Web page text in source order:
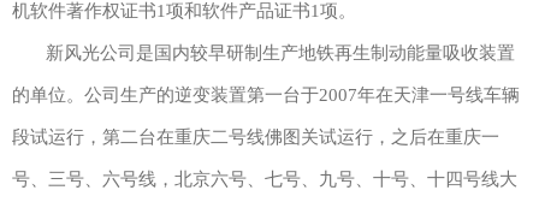
机软件著作权证书1项和软件产品证书1项。
新风光公司是国内较早研制生产地铁再生制动能量吸收装置
的单位。公司生产的逆变装置第一台于2007年在天津一号线车辆
段试运行，第二台在重庆二号线佛图关试运行，之后在重庆一
号、三号、六号线，北京六号、七号、九号、十号、十四号线大